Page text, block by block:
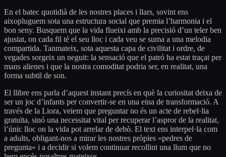
En el batec quotidià de les nostres places i llars, sovint ens
aixopluguem sota una estructura social que premia l’harmonia i el
bon seny. Busquem que la vida flueixi amb la precisió d’un teler ben
ajustat, on cada fil té el seu lloc i cada veu se suma a una melodia
compartida. Tanmateix, sota aquesta capa de civilitat i ordre, de
vegades sorgeix un neguit: la sensació que el patró ha estat traçat per
mans alienes i que la nostra comoditat podria ser, en realitat, una
forma subtil de son.
El llibre ens parla d’aquest instant precís en què la curiositat deixa de
ser un joc d’infants per convertir-se en una eina de transformació. A
través de la Liora, veiem que preguntar no és un acte de rebel·lia
gratuïta, sinó una necessitat vital per recuperar l’aspror de la realitat,
l’únic lloc on la vida pot arrelar de debò. El text ens interpel·la com
a adults, obligant-nos a mirar les nostres pròpies «pedres de
pregunta» i a decidir si volem continuar recollint una llum que no